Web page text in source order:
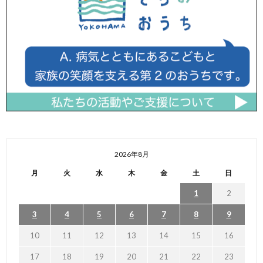
2026年8月
月 火 水 木 金 土 日
1 2
3 4 5 6 7 8 9
10 11 12 13 14 15 16
17 18 19 20 21 22 23